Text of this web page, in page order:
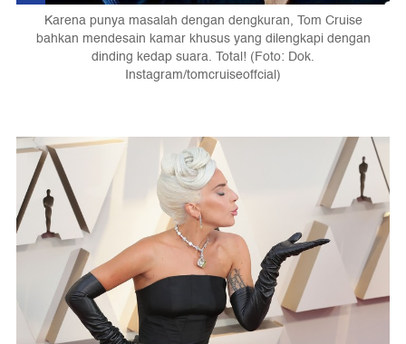
Karena punya masalah dengan dengkuran, Tom Cruise
bahkan mendesain kamar khusus yang dilengkapi dengan
dinding kedap suara. Total! (Foto: Dok.
Instagram/tomcruiseoffcial)